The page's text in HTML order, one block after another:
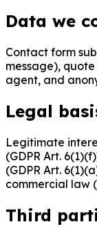
Data we
Contact form
message),
agent, and
Legal
Legitimate
(GDPR Art.
(GDPR Art.
commercial law
Third